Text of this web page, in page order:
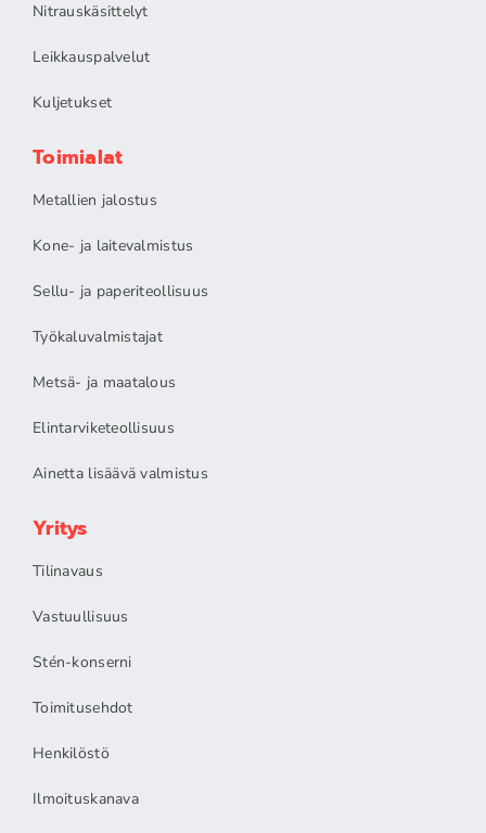
Nitrauskäsittelyt
Leikkauspalvelut
Kuljetukset
Toimialat
Metallien jalostus
Kone- ja laitevalmistus
Sellu- ja paperiteollisuus
Työkaluvalmistajat
Metsä- ja maatalous
Elintarviketeollisuus
Ainetta lisäävä valmistus
Yritys
Tilinavaus
Vastuullisuus
Stén-konserni
Toimitusehdot
Henkilöstö
Ilmoituskanava